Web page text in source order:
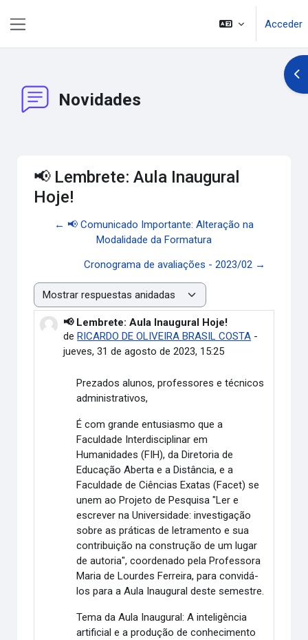
Acceder
Novidades
📢 Lembrete: Aula Inaugural
Hoje!
← 📢 Comunicado Importante: Alteração na
Modalidade da Formatura
Cronograma de avaliações - 2023/02 →
Mostrar modo
📢 Lembrete: Aula Inaugural Hoje!
deRICARDO DE OLIVEIRA BRASIL COSTA -
jueves, 31 de agosto de 2023, 15:25
Número de respuestas: 0
Prezados alunos, professores e técnicos
administrativos,
É com grande entusiasmo que a
Faculdade Interdisciplinar em
Humanidades (FIH), da Diretoria de
Educação Aberta e a Distância, e a
Faculdade de Ciências Exatas (Facet) se
unem ao Projeto de Pesquisa "Ler e
escrever na Universidade: investigação
sobre as práticas de letramento e sua
contribuição na construção de um lugar
de autoria", coordenado pela Professora
Maria de Lourdes Ferreira, para convidá-
los para a Aula Inaugural deste semestre.
Tema da Aula Inaugural: A inteligência
artificial e a produção de conhecimento